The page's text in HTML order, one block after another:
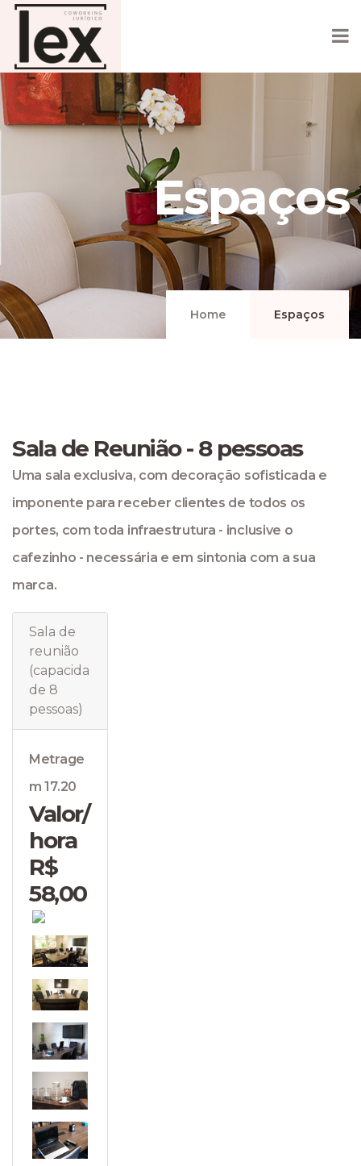
Espaços
Home Espaços
Sala de Reunião - 8 pessoas
Uma sala exclusiva, com decoração sofisticada e
imponente para receber clientes de todos os
portes, com toda infraestrutura - inclusive o
cafezinho - necessária e em sintonia com a sua
marca.
Sala de
reunião
(capacida
de 8
pessoas)
Metrage
m 17.20
Valor/
hora
R$
58,00